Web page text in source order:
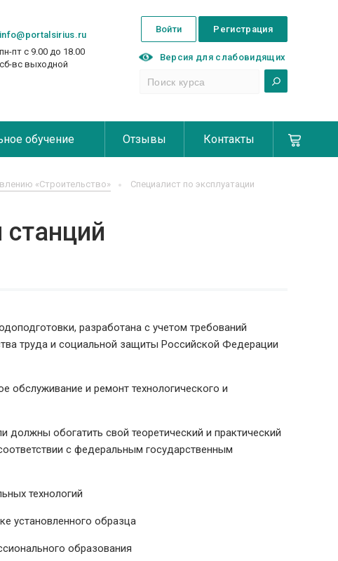
info@portalsirius.ru
пн-пт с 9.00 до 18.00
сб-вс выходной
Регистрация
Войти
Версия для слабовидящих
обучение Отзывы Контакты
«Строительство»
Специалист по эксплуатации
станций
разработана с учетом требований
труда и социальной защиты Российской Федерации
обслуживание и ремонт технологического и
должны обогатить свой теоретический и практический
с федеральным государственным
технологий
установленного образца
образования